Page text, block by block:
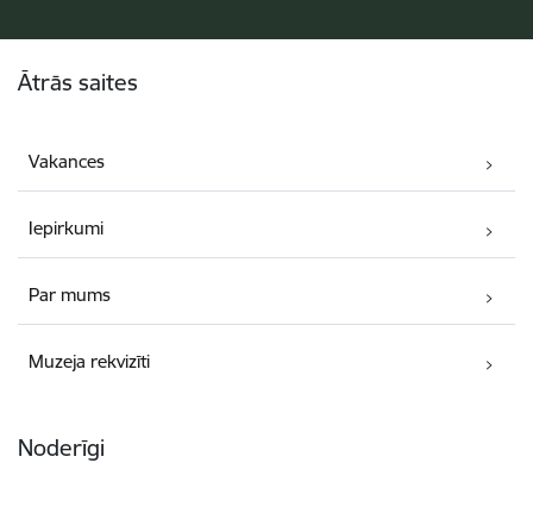
Ātrās saites
Vakances
Iepirkumi
Par mums
Muzeja rekvizīti
Noderīgi